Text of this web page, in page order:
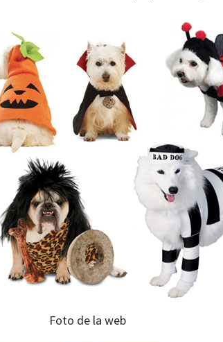
Foto de la web